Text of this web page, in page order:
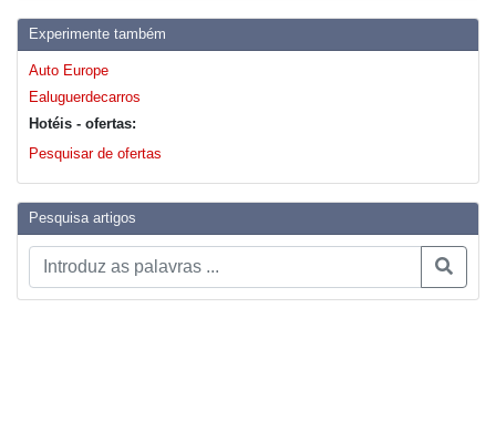
Experimente também
Auto Europe
Ealuguerdecarros
Hotéis - ofertas:
Pesquisar de ofertas
Pesquisa artigos